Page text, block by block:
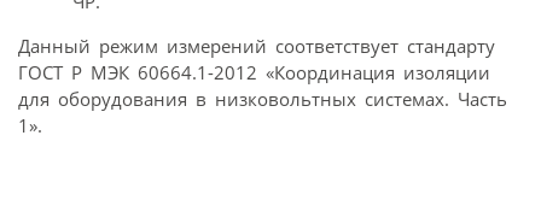
Данный режим измерений соответствует стандарту
ГОСТ Р МЭК 60664.1-2012 «Координация изоляции
для оборудования в низковольтных системах. Часть
1».